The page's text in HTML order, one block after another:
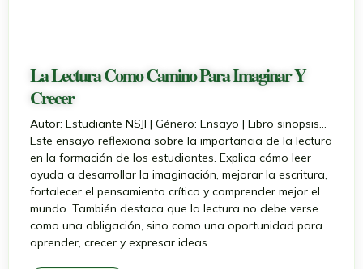
La Lectura Como Camino Para Imaginar Y
Crecer
Autor: Estudiante NSJI | Género: Ensayo | Libro sinopsis...
Este ensayo reflexiona sobre la importancia de la lectura
en la formación de los estudiantes. Explica cómo leer
ayuda a desarrollar la imaginación, mejorar la escritura,
fortalecer el pensamiento crítico y comprender mejor el
mundo. También destaca que la lectura no debe verse
como una obligación, sino como una oportunidad para
aprender, crecer y expresar ideas.